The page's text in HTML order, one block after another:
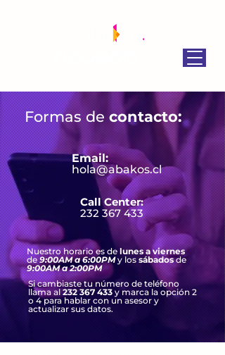
Formas decontacto:
Email:
hola@abakos.cl
Call Center:
232 367 433
Nuestro horario es de lunes a viernes
de9:00AM a 6:00PMy los sábadosde
9:00AM a 2:00PM
Si cambiaste tu número de teléfono
llama al232 367 433 y marca la opción 2
o 4 para hablar con un asesor y
actualizar sus datos.